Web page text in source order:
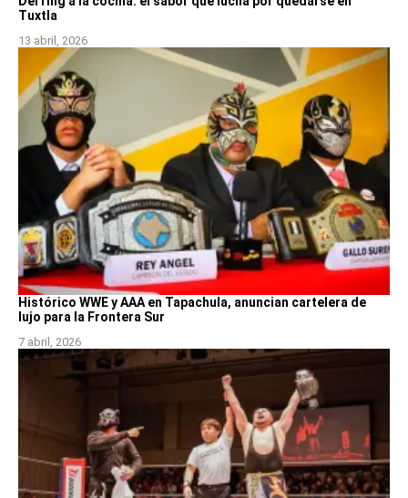
Tuxtla
13 abril, 2026
Histórico WWE y AAA en Tapachula, anuncian cartelera de
lujo para la Frontera Sur
7 abril, 2026